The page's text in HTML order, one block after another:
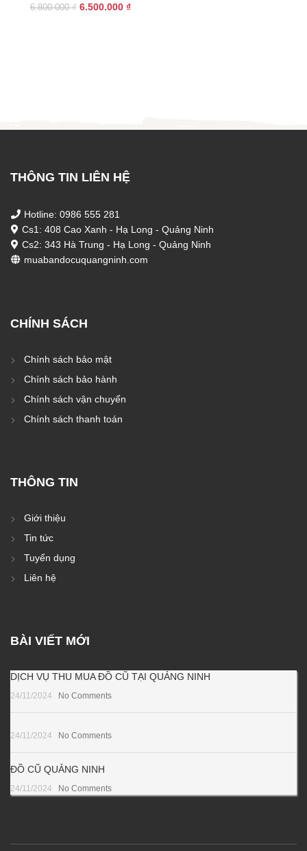
6.800.000₫ Giá
6.500.000 ₫Giá
THÔNG TIN LIÊN HỆ
Hotline: 0986 555 281
Cs1: 408 Cao Xanh - Hạ Long - Quảng Ninh
Cs2: 343 Hà Trung - Hạ Long - Quảng Ninh
muabandocuquangninh.com
CHÍNH SÁCH
Chính sách bảo mật
Chính sách bảo hành
Chính sách vận chuyển
Chính sách thanh toán
THÔNG TIN
Giới thiệu
Tin tức
Tuyển dụng
Liên hệ
BÀI VIẾT MỚI
DỊCH VỤ THU MUA ĐỒ CŨ TẠI QUẢNG NINH
24/11/2024 No Comments
24/11/2024 No Comments
ĐỒ CŨ QUẢNG NINH
24/11/2024 No Comments